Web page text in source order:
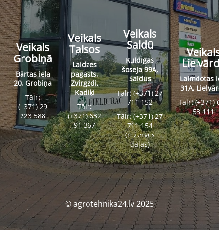
Veikals
Grobiņā
Bārtas iela
20, Grobiņa
Tālr:
(+371) 29
223 588
Veikals
Talsos
Laidzes
pagasts,
Zvirgzdi,
Kadiķi
Tālr:
(+371) 632
91 367
Veikals
Saldū
Kuldīgas
šoseja 99A,
Saldus
Tālr:(+371) 27
711 152
Tālr:(+371) 27
711 154
(rezerves
daļas)
Laimdotas
31A,
Tālr:(+371)
53 111
© agrotehnika24.lv 2025